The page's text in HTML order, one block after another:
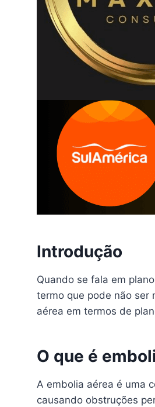
Introdução
Quando se fala em
termo que pode não ser
aérea em termos de
O que é
A embolia aérea é uma
causando obstruções